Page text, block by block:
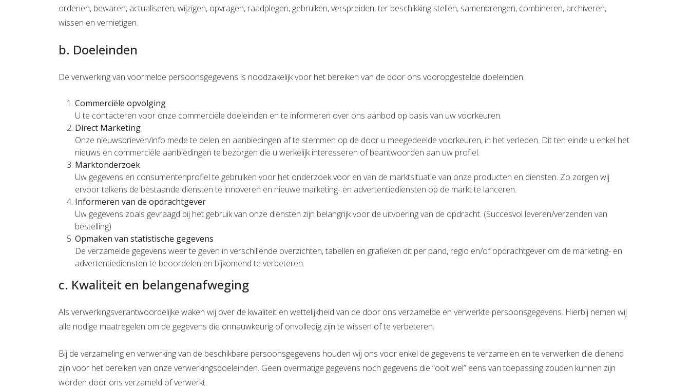
ordenen, bewaren, actualiseren, wijzigen, opvragen, raadplegen, gebruiken, verspreiden, ter beschikking stellen, samenbrengen, combineren, archiveren,
wissen en vernietigen.
b. Doeleinden
De verwerking van voormelde persoonsgegevens is noodzakelijk voor het bereiken van de door ons vooropgestelde doeleinden:
Commerciële opvolging
U te contacteren voor onze commerciële doeleinden en te informeren over ons aanbod op basis van uw voorkeuren.
Direct Marketing
Onze nieuwsbrieven/info mede te delen en aanbiedingen af te stemmen op de door u meegedeelde voorkeuren, in het verleden. Dit ten einde u enkel het
nieuws en commerciële aanbiedingen te bezorgen die u werkelijk interesseren of beantwoorden aan uw profiel.
Marktonderzoek
Uw gegevens en consumentenprofiel te gebruiken voor het onderzoek voor en van de marktsituatie van onze producten en diensten. Zo zorgen wij
ervoor telkens de bestaande diensten te innoveren en nieuwe marketing- en advertentiediensten op de markt te lanceren.
Informeren van de opdrachtgever
Uw gegevens zoals gevraagd bij het gebruik van onze diensten zijn belangrijk voor de uitvoering van de opdracht. (Succesvol leveren/verzenden van
bestelling)
Opmaken van statistische gegevens
De verzamelde gegevens weer te geven in verschillende overzichten, tabellen en grafieken dit per pand, regio en/of opdrachtgever om de marketing- en
advertentiediensten te beoordelen en bijkomend te verbeteren.
c. Kwaliteit en belangenafweging
Als verwerkingsverantwoordelijke waken wij over de kwaliteit en wettelijkheid van de door ons verzamelde en verwerkte persoonsgegevens. Hierbij nemen wij
alle nodige maatregelen om de gegevens die onnauwkeurig of onvolledig zijn te wissen of te verbeteren.
Bij de verzameling en verwerking van de beschikbare persoonsgegevens houden wij ons voor enkel de gegevens te verzamelen en te verwerken die dienend
zijn voor het bereiken van onze verwerkingsdoeleinden. Geen overmatige gegevens noch gegevens die “ooit wel” eens van toepassing zouden kunnen zijn
worden door ons verzameld of verwerkt.